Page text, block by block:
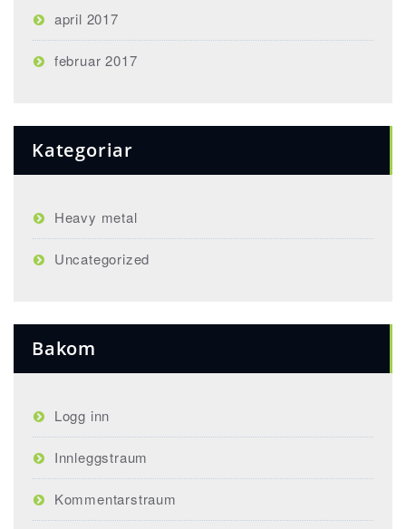
april 2017
februar 2017
Kategoriar
Heavy metal
Uncategorized
Bakom
Logg inn
Innleggstraum
Kommentarstraum